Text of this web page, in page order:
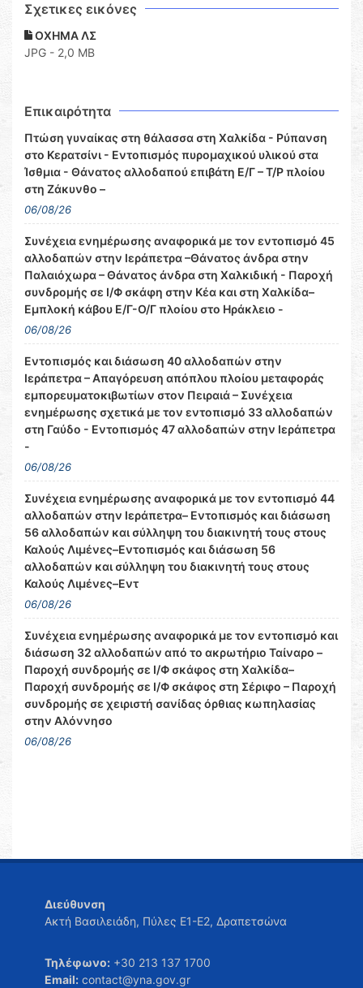
Σχετικες εικόνες
ΟΧΗΜΑ ΛΣ
JPG - 2,0 MB
Επικαιρότητα
Πτώση γυναίκας στη θάλασσα στη Χαλκίδα - Ρύπανση
στο Κερατσίνι - Εντοπισμός πυρομαχικού υλικού στα
Ίσθμια - Θάνατος αλλοδαπού επιβάτη Ε/Γ – Τ/Ρ πλοίου
στη Ζάκυνθο –
06/08/26
Συνέχεια ενημέρωσης αναφορικά με τον εντοπισμό 45
αλλοδαπών στην Ιεράπετρα –Θάνατος άνδρα στην
Παλαιόχωρα – Θάνατος άνδρα στη Χαλκιδική - Παροχή
συνδρομής σε Ι/Φ σκάφη στην Κέα και στη Χαλκίδα–
Εμπλοκή κάβου Ε/Γ-Ο/Γ πλοίου στο Ηράκλειο -
06/08/26
Εντοπισμός και διάσωση 40 αλλοδαπών στην
Ιεράπετρα – Απαγόρευση απόπλου πλοίου μεταφοράς
εμπορευματοκιβωτίων στον Πειραιά – Συνέχεια
ενημέρωσης σχετικά με τον εντοπισμό 33 αλλοδαπών
στη Γαύδο - Εντοπισμός 47 αλλοδαπών στην Ιεράπετρα
-
06/08/26
Συνέχεια ενημέρωσης αναφορικά με τον εντοπισμό 44
αλλοδαπών στην Ιεράπετρα– Εντοπισμός και διάσωση
56 αλλοδαπών και σύλληψη του διακινητή τους στους
Καλούς Λιμένες–Εντοπισμός και διάσωση 56
αλλοδαπών και σύλληψη του διακινητή τους στους
Καλούς Λιμένες–Εντ
06/08/26
Συνέχεια ενημέρωσης αναφορικά με τον εντοπισμό και
διάσωση 32 αλλοδαπών από το ακρωτήριο Ταίναρο –
Παροχή συνδρομής σε Ι/Φ σκάφος στη Χαλκίδα–
Παροχή συνδρομής σε Ι/Φ σκάφος στη Σέριφο – Παροχή
συνδρομής σε χειριστή σανίδας όρθιας κωπηλασίας
στην Αλόννησο
06/08/26
Διεύθυνση
Ακτή Βασιλειάδη, Πύλες Ε1-Ε2, Δραπετσώνα
Τηλέφωνο: +30 213 137 1700
Email: contact@yna.gov.gr